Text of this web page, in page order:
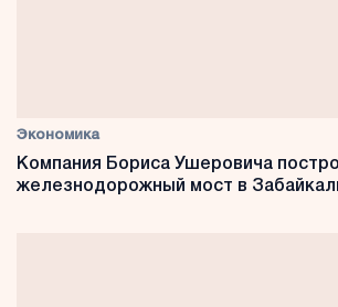
Экономика
Компания Бориса Ушеровича
железнодорожный мост в